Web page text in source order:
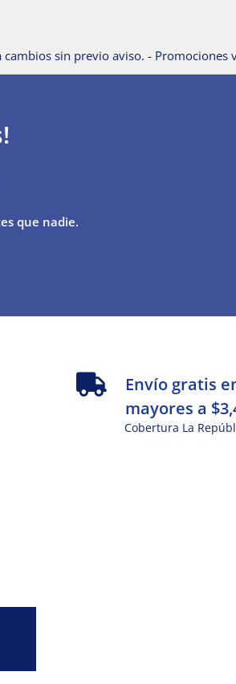
sin previo aviso. - Promociones
que nadie.
Envío gratis
mayores a
Cobertura La